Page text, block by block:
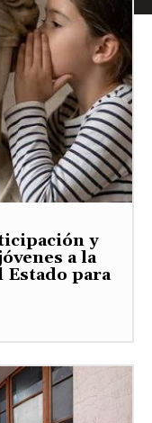
y
a la
para